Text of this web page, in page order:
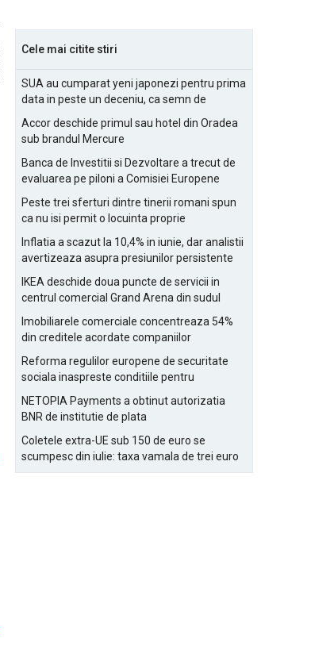
Cele mai citite stiri
SUA au cumparat yeni japonezi pentru prima
data in peste un deceniu, ca semn de
Accor deschide primul sau hotel din Oradea
sub brandul Mercure
Banca de Investitii si Dezvoltare a trecut de
evaluarea pe piloni a Comisiei Europene
Peste trei sferturi dintre tinerii romani spun
ca nu isi permit o locuinta proprie
Inflatia a scazut la 10,4% in iunie, dar analistii
avertizeaza asupra presiunilor persistente
IKEA deschide doua puncte de servicii in
centrul comercial Grand Arena din sudul
Imobiliarele comerciale concentreaza 54%
din creditele acordate companiilor
Reforma regulilor europene de securitate
sociala inaspreste conditiile pentru
NETOPIA Payments a obtinut autorizatia
BNR de institutie de plata
Coletele extra-UE sub 150 de euro se
scumpesc din iulie: taxa vamala de trei euro
pe articol, adaugata la taxa logistica